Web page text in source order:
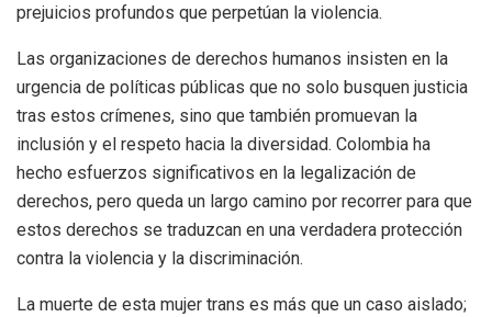
prejuicios profundos que perpetúan la violencia.
Las organizaciones de derechos humanos insisten en la
urgencia de políticas públicas que no solo busquen justicia
tras estos crímenes, sino que también promuevan la
inclusión y el respeto hacia la diversidad. Colombia ha
hecho esfuerzos significativos en la legalización de
derechos, pero queda un largo camino por recorrer para que
estos derechos se traduzcan en una verdadera protección
contra la violencia y la discriminación.
La muerte de esta mujer trans es más que un caso aislado;